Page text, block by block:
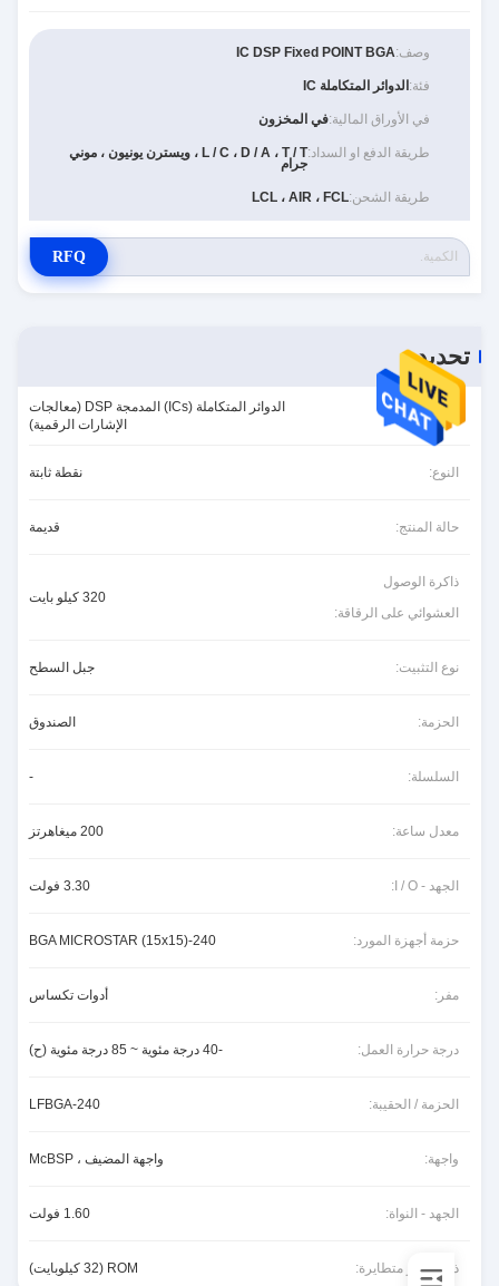
وصف:IC DSP Fixed POINT BGA
فئة: الدوائر المتكاملة IC
في الأوراق المالية:في المخزون
طريقة الدفع او السداد: L / C ، D / A ، T / T ، ويسترن يونيون ، موني
جرام
طريقة الشحن:LCL ، AIR ، FCL
RFQ
تحديد
الفئة:
الدوائر المتكاملة (ICs) المدمجة DSP (معالجات
الإشارات الرقمية)
النوع: نقطة ثابتة
حالة المنتج: قديمة
ذاكرة الوصول
العشوائي على الرقاقة:
320 كيلو بايت
نوع التثبيت: جبل السطح
الحزمة: الصندوق
السلسلة: -
معدل ساعة: 200 ميغاهرتز
الجهد - I / O: 3.30 فولت
حزمة أجهزة المورد: 240-BGA MICROSTAR (15x15)
مفر: أدوات تكساس
درجة حرارة العمل: -40 درجة مئوية ~ 85 درجة مئوية (ح)
الحزمة / الحقيبة: 240-LFBGA
واجهة: واجهة المضيف ، McBSP
الجهد - النواة: 1.60 فولت
ذاكرة غير متطايرة: ROM (32 كيلوبايت)